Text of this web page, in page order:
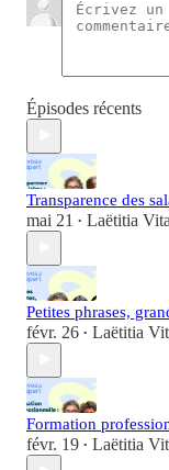
Épisodes récents
Transparence des
mai 21 • Laëtitia
Petites phrases,
févr. 26 • Laëtitia
Formation
févr. 19 • Laëtitia